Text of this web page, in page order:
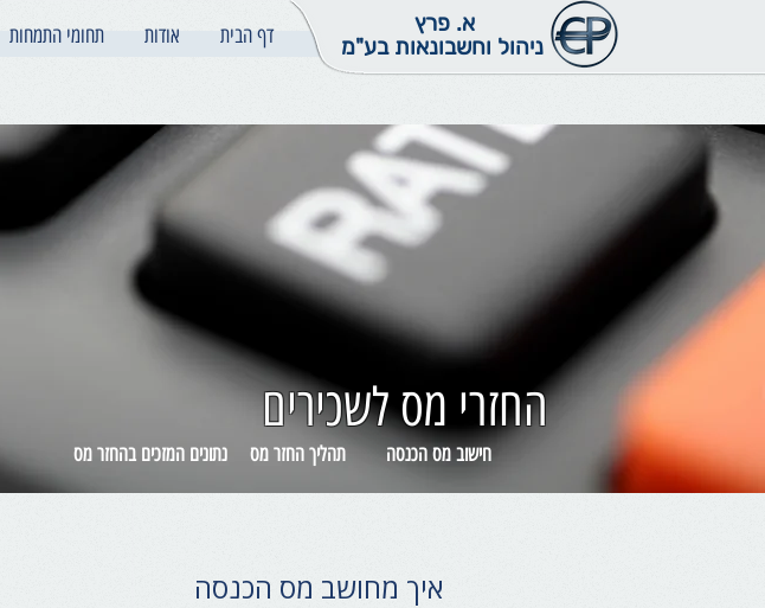
דף הבית אודות תחומי התמחות
א. פרץ
ניהול וחשבונאות בע"מ
החזרי מס לשכירים
נתונים המזכים בהחזר מס תהליך החזר מס חישוב מס הכנסה
איך מחושב מס הכנסה